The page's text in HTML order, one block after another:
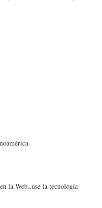
la Web..use la tecnología